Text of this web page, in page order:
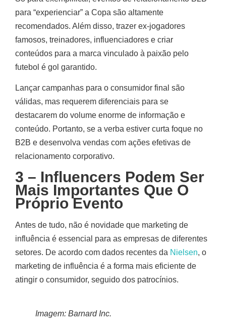
para “experienciar” a Copa são altamente
recomendados. Além disso, trazer ex-jogadores
famosos, treinadores, influenciadores e criar
conteúdos para a marca vinculado à paixão pelo
futebol é gol garantido.
Lançar campanhas para o consumidor final são
válidas, mas requerem diferenciais para se
destacarem do volume enorme de informação e
conteúdo. Portanto, se a verba estiver curta foque no
B2B e desenvolva vendas com ações efetivas de
relacionamento corporativo.
3 – Influencers Podem Ser
Mais Importantes Que O
Próprio Evento
Antes de tudo, não é novidade que marketing de
influência é essencial para as empresas de diferentes
setores. De acordo com dados recentes da Nielsen, o
marketing de influência é a forma mais eficiente de
atingir o consumidor, seguido dos patrocínios.
Imagem: Barnard Inc.